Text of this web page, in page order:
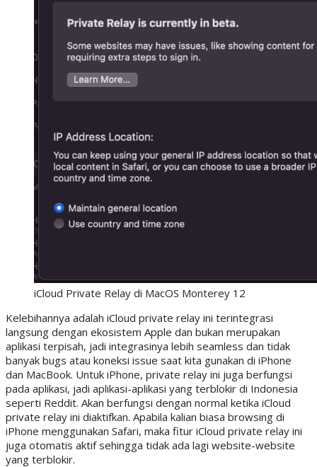
iCloud Private Relay di MacOS Monterey 12
Kelebihannya adalah iCloud private relay ini terintegrasi
langsung dengan ekosistem Apple dan bukan merupakan
aplikasi terpisah, jadi integrasinya lebih seamless dan tidak
banyak bugs atau koneksi issue saat kita gunakan di iPhone
dan MacBook. Untuk iPhone, private relay ini juga berfungsi
pada aplikasi, jadi aplikasi-aplikasi yang terblokir di Indonesia
seperti Reddit. Akan berfungsi dengan normal ketika iCloud
private relay ini diaktifkan. Apabila kalian biasa browsing di
iPhone menggunakan Safari, maka fitur iCloud private relay ini
juga otomatis aktif sehingga tidak ada lagi website-website
yang terblokir.